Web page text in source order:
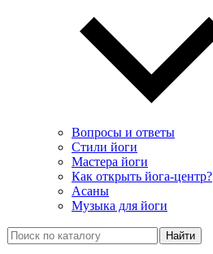
Вопросы и ответы
Стили йоги
Мастера йоги
Как открыть йога-центр?
Асаны
Музыка для йоги
Найти